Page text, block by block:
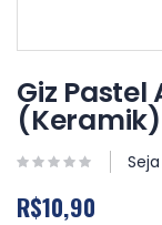
para
o
início
da
Galeria
imagens
Giz
(Keramik)
R$10,90